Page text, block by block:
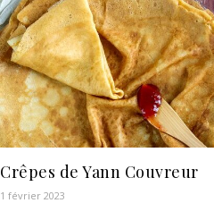
Crêpes de Yann Couvreur
1 février 2023